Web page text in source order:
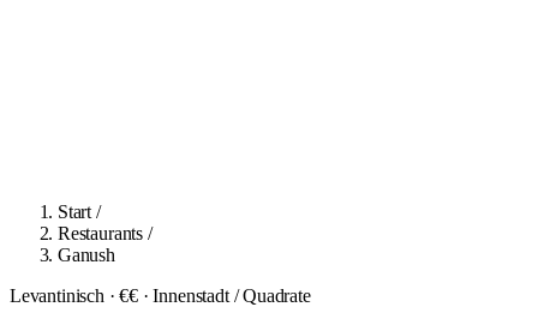
Start /
Restaurants /
Ganush
Levantinisch · €€ · Innenstadt / Quadrate